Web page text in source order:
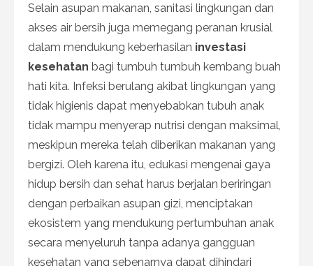
Selain asupan makanan, sanitasi lingkungan dan
akses air bersih juga memegang peranan krusial
dalam mendukung keberhasilan investasi
kesehatan bagi tumbuh tumbuh kembang buah
hati kita. Infeksi berulang akibat lingkungan yang
tidak higienis dapat menyebabkan tubuh anak
tidak mampu menyerap nutrisi dengan maksimal,
meskipun mereka telah diberikan makanan yang
bergizi. Oleh karena itu, edukasi mengenai gaya
hidup bersih dan sehat harus berjalan beriringan
dengan perbaikan asupan gizi, menciptakan
ekosistem yang mendukung pertumbuhan anak
secara menyeluruh tanpa adanya gangguan
kesehatan yang sebenarnya dapat dihindari